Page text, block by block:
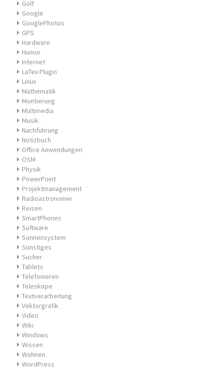
Golf
Google
GooglePhotos
GPS
Hardware
Humor
Internet
LaTex Plugin
Linux
Mathematik
Montierung
Multimedia
Musik
Nachführung
Notizbuch
Office Anwendungen
OSM
Physik
PowerPoint
Projektmanagement
Radioastronomie
Reisen
SmartPhones
Software
Sonnensystem
Sonstiges
Sucher
Tablets
Telefonieren
Teleskope
Textverarbeitung
Vektorgrafik
Video
Wiki
Windows
Wissen
Wohnen
WordPress